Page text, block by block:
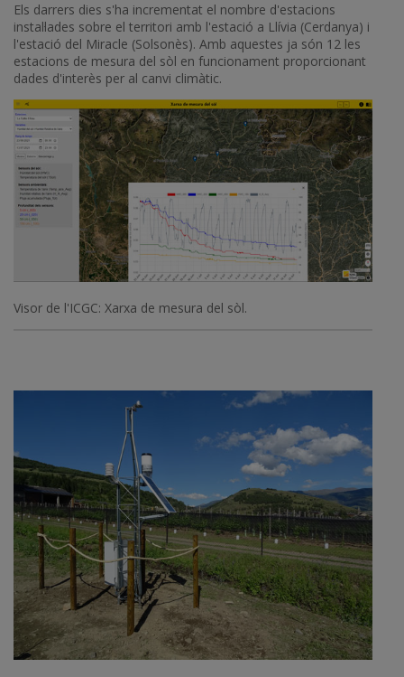
Els darrers dies s'ha incrementat el nombre d'estacions
instal·lades sobre el territori amb l'estació a Llívia (Cerdanya) i
l'estació del Miracle (Solsonès). Amb aquestes ja són 12 les
estacions de mesura del sòl en funcionament proporcionant
dades d'interès per al canvi climàtic.
Visor de l'ICGC: Xarxa de mesura del sòl.